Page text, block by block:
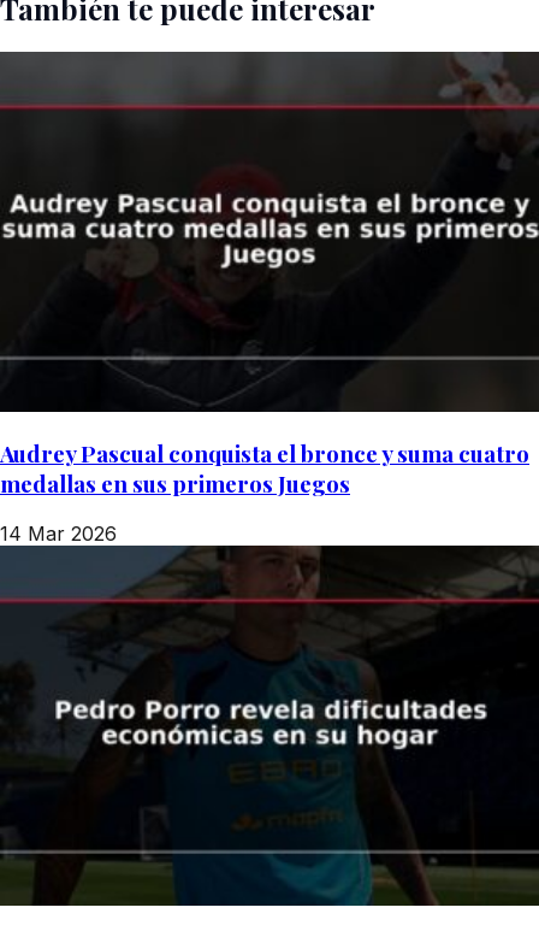
También te puede interesar
Audrey Pascual conquista el bronce y suma cuatro
medallas en sus primeros Juegos
14 Mar 2026